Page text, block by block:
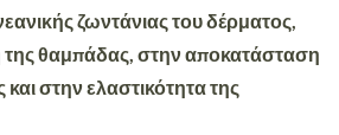
ζωντάνιας του δέρματος,
θαμπάδας, στην αποκατάσταση
στην ελαστικότητα της